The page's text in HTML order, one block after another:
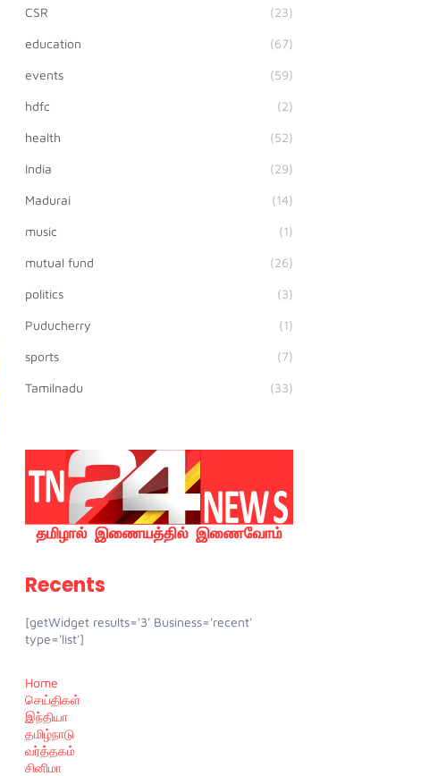
CSR (23)
education (67)
events (59)
hdfc (2)
health (52)
India (29)
Madurai (14)
music (1)
mutual fund (26)
politics (3)
Puducherry (1)
sports (7)
Tamilnadu (33)
Recents
[getWidget results='3' Business='recent'
type='list']
Home
செய்திகள்
இந்தியா
தமிழ்நாடு
வர்த்தகம்
சினிமா